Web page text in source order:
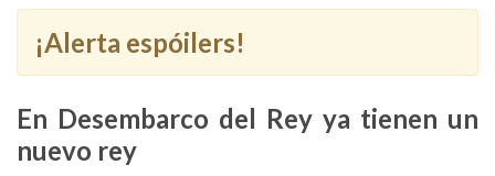
¡Alerta espóilers!
En Desembarco del Rey ya tienen un
nuevo rey